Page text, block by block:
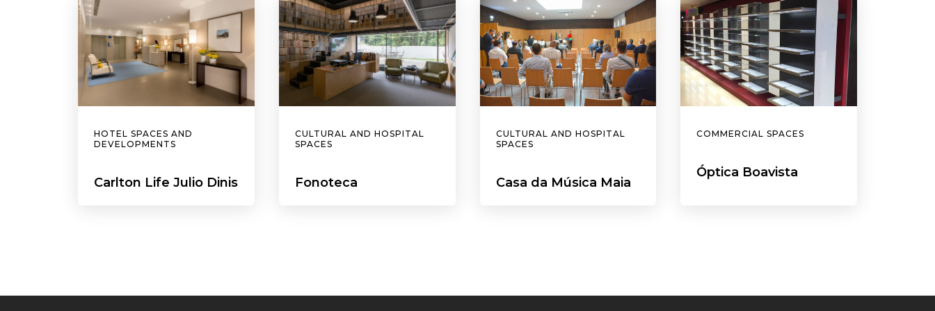
HOTEL SPACES AND
DEVELOPMENTS
Carlton Life Julio Dinis
CULTURAL AND HOSPITAL
SPACES
Fonoteca
CULTURAL AND HOSPITAL
SPACES
Casa da Música Maia
COMMERCIAL SPACES
Óptica Boavista